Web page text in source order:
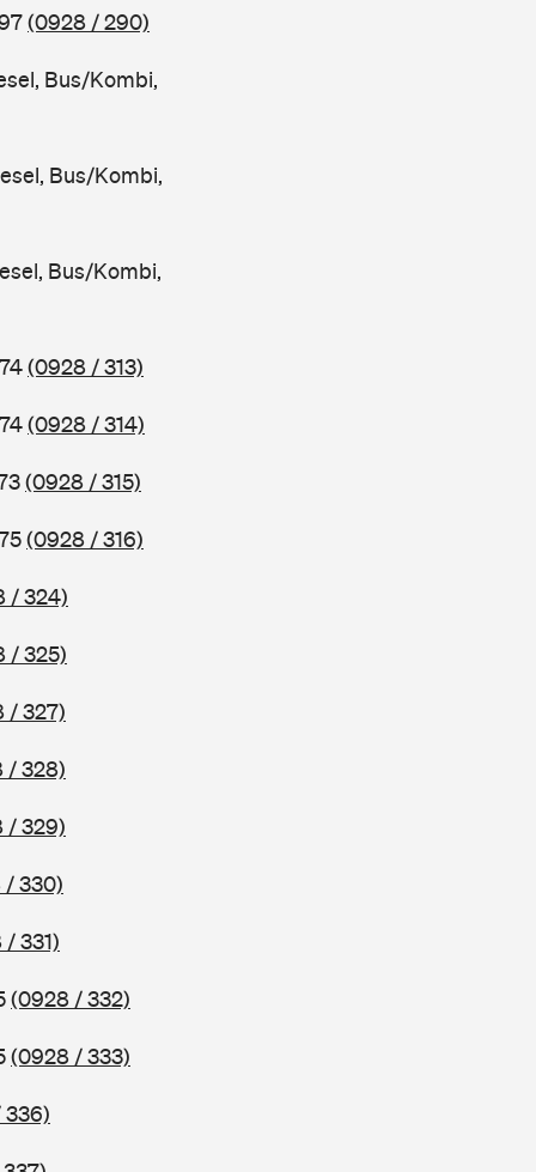
(0928 / 290)
Bus/Kombi,
Bus/Kombi,
Bus/Kombi,
(0928 / 313)
(0928 / 314)
(0928 / 315)
(0928 / 316)
/ 324)
/ 325)
/ 327)
/ 328)
/ 329)
/ 330)
331)
(0928 / 332)
(0928 / 333)